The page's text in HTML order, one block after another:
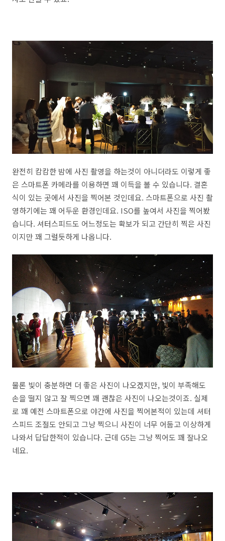
완전히 캄캄한 밤에 사진 촬영을 하는것이 아니더라도 이렇게 좋
은 스마트폰 카메라를 이용하면 꽤 이득을 볼 수 있습니다. 결혼
식이 있는 곳에서 사진을 찍어본 것인데요. 스마트폰으로 사진 촬
영하기에는 꽤 어두운 환경인데요. ISO를 높여서 사진을 찍어봤
습니다. 셔터스피드도 어느정도는 확보가 되고 간단히 찍은 사진
이지만 꽤 그럴듯하게 나옵니다.
물론 빛이 충분하면 더 좋은 사진이 나오겠지만, 빛이 부족해도
손을 떨지 않고 잘 찍으면 꽤 괜찮은 사진이 나오는것이죠. 실제
로 꽤 예전 스마트폰으로 야간에 사진을 찍어본적이 있는데 셔터
스피드 조절도 안되고 그냥 찍으니 사진이 너무 어둡고 이상하게
나와서 답답한적이 있습니다. 근데 G5는 그냥 찍어도 꽤 잘나오
네요.